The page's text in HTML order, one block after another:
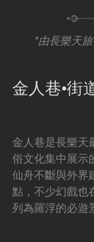
*由長樂天
金人巷•街
金人巷是長樂天
俗文化集中展示
仙舟不斷與外界
點，不少幻戲也
列為羅浮的必遊